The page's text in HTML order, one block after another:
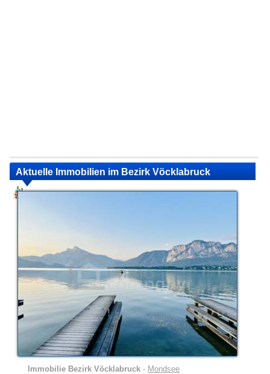
Aktuelle Immobilien im Bezirk Vöcklabruck
Immobilie Bezirk Vöcklabruck - Mondsee